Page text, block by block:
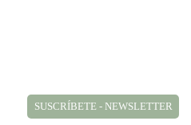
SUSCRÍBETE - NEWSLETTER